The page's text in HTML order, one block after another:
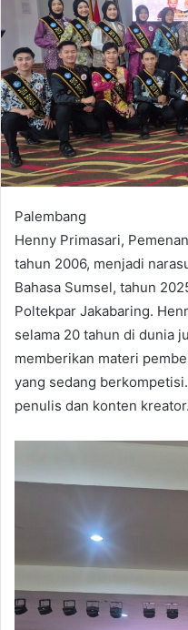
Palembang
Henny Primasari,
tahun 2006, menjadi
Bahasa Sumsel, tahun
Poltekpar Jakabaring.
selama 20 tahun di dunia
memberikan materi
yang sedang
penulis dan konten kreator.